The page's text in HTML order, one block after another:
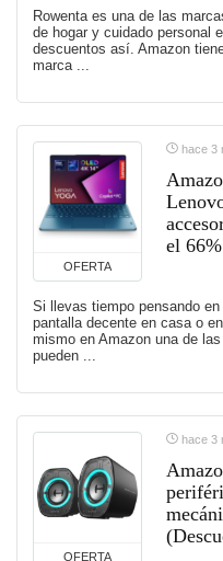
Rowenta es una de las
de hogar y cuidado personal
descuentos así. Amazon
marca ...
OFERTA
hace 3
el
Si llevas tiempo pensando
pantalla decente en casa o
mismo en Amazon una de
pueden ...
OFERTA
hace 3